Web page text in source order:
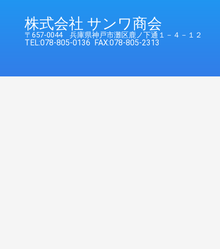
株式会社 サンワ商会
〒657-0044 兵庫県神戸市灘区鹿ノ下通１－４－１２
TEL:078-805-0136 FAX:078-805-2313